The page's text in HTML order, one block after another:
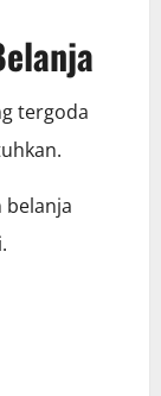
tergoda
belanja